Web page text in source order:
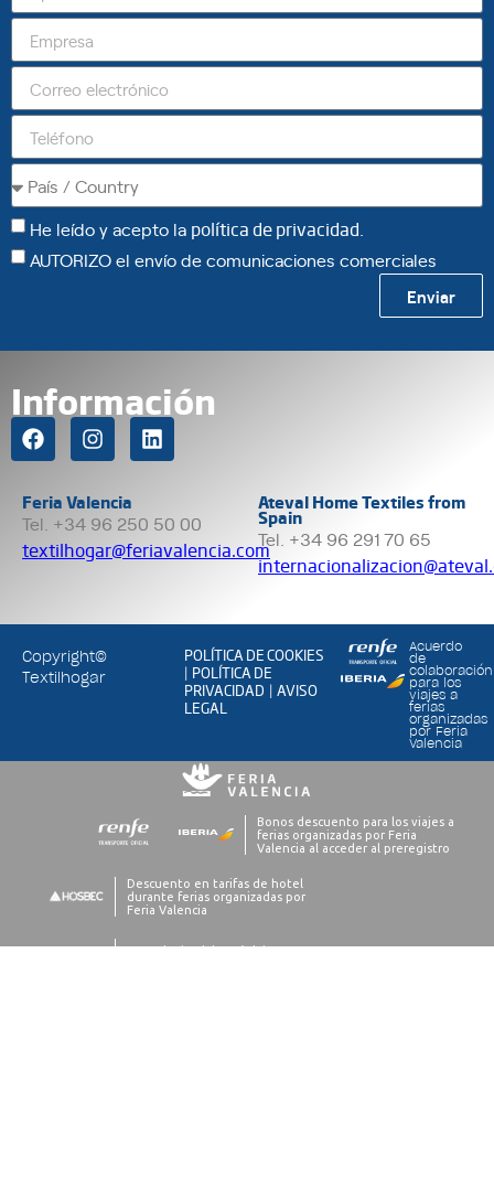
He leído y acepto la política de privacidad
AUTORIZO el envío de comunicaciones comerciales
Enviar
Información
Feria Valencia
Tel. +34 96 250 50 00
textilhogar@feriavalencia.com
Ateval Home Textiles from
Spain
Tel. +34 96 291 70 65
Copyright©
Textilhogar
POLÍTICA DE COOKIES
| POLÍTICA DE
PRIVACIDAD |AVISO
LEGAL
Acuerdo
de
colaboración
para los
viajes a
ferias
organizadas
por Feria
Valencia